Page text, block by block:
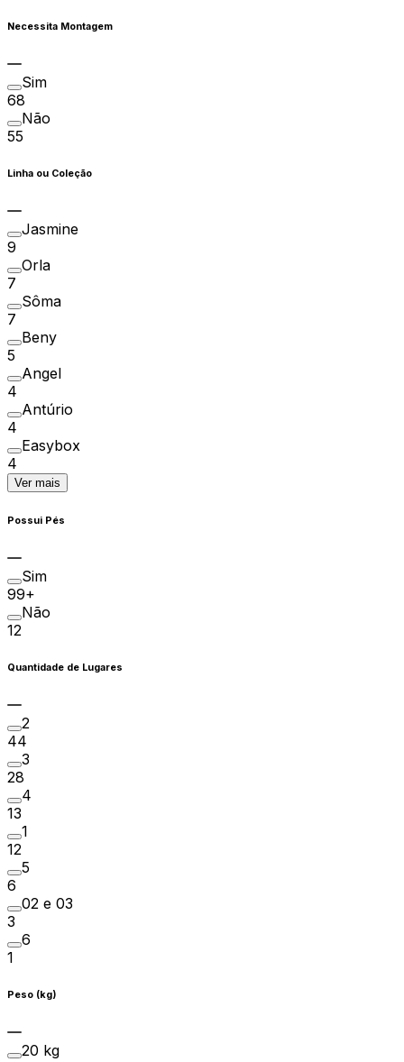
Necessita Montagem
Sim
68
Não
55
Linha ou Coleção
Jasmine
9
Orla
7
Sôma
7
Beny
5
Angel
4
Antúrio
4
Easybox
4
Ver mais
Possui Pés
Sim
99+
Não
12
Quantidade de Lugares
2
44
3
28
4
13
1
12
5
6
02 e 03
3
6
1
Peso (kg)
20 kg